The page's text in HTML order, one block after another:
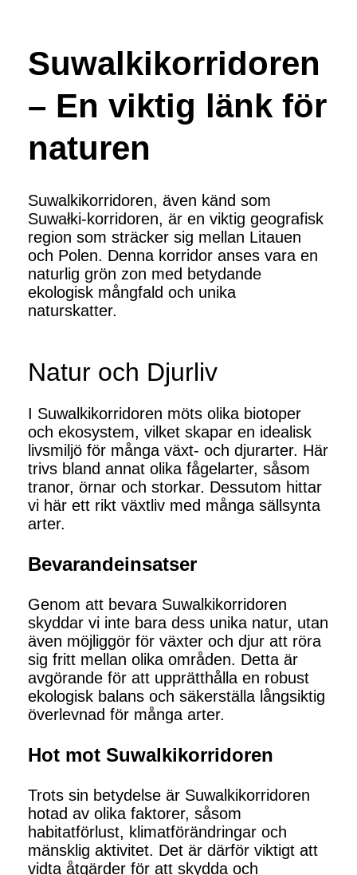
Suwalkikorridoren
– En viktig länk för
naturen
Suwalkikorridoren, även känd som
Suwałki-korridoren, är en viktig geografisk
region som sträcker sig mellan Litauen
och Polen. Denna korridor anses vara en
naturlig grön zon med betydande
ekologisk mångfald och unika
naturskatter.
Natur och Djurliv
I Suwalkikorridoren möts olika biotoper
och ekosystem, vilket skapar en idealisk
livsmiljö för många växt- och djurarter. Här
trivs bland annat olika fågelarter, såsom
tranor, örnar och storkar. Dessutom hittar
vi här ett rikt växtliv med många sällsynta
arter.
Bevarandeinsatser
Genom att bevara Suwalkikorridoren
skyddar vi inte bara dess unika natur, utan
även möjliggör för växter och djur att röra
sig fritt mellan olika områden. Detta är
avgörande för att upprätthålla en robust
ekologisk balans och säkerställa långsiktig
överlevnad för många arter.
Hot mot Suwalkikorridoren
Trots sin betydelse är Suwalkikorridoren
hotad av olika faktorer, såsom
habitatförlust, klimatförändringar och
mänsklig aktivitet. Det är därför viktigt att
vidta åtgärder för att skydda och